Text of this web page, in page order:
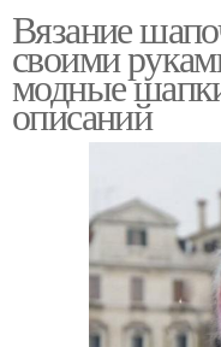
Вязание
своими
модные
описаний